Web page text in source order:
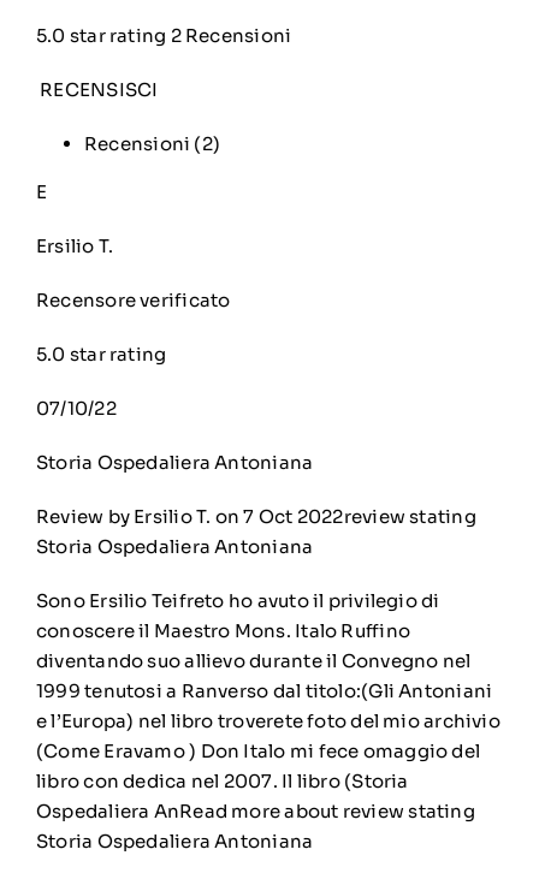
5.0 star rating 2 Recensioni
RECENSISCI
Recensioni (2)
E
Ersilio T.
Recensore verificato
5.0 star rating
07/10/22
Storia Ospedaliera Antoniana
Review by Ersilio T. on 7 Oct 2022review stating
Storia Ospedaliera Antoniana
Sono Ersilio Teifreto ho avuto il privilegio di
conoscere il Maestro Mons. Italo Ruffino
diventando suo allievo durante il Convegno nel
1999 tenutosi a Ranverso dal titolo:(Gli Antoniani
e l’Europa) nel libro troverete foto del mio archivio
(Come Eravamo ) Don Italo mi fece omaggio del
libro con dedica nel 2007. Il libro (Storia
Ospedaliera AnRead more about review stating
Storia Ospedaliera Antoniana